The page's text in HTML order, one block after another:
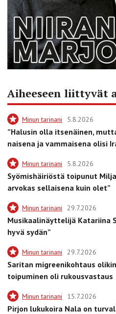
Aiheeseen liittyvät
Minun tarinani 5.8.2026
”Halusin olla itsenäinen,
naisena ja vammaisena olisi
Minun tarinani 5.8.2026
Syömishäiriöstä toipunut
arvokas sellaisena kuin olet”
Minun tarinani 29.7.2026
Musikaalinäyttelijä Katariina
hyvä sydän”
Minun tarinani 29.7.2026
Saritan migreenikohtaus
toipuminen oli rukousvastaus
Minun tarinani 15.7.2026
Pirjon lukukoira Nala on